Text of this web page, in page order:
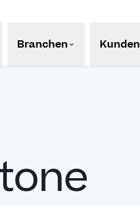
Branchen Kunden